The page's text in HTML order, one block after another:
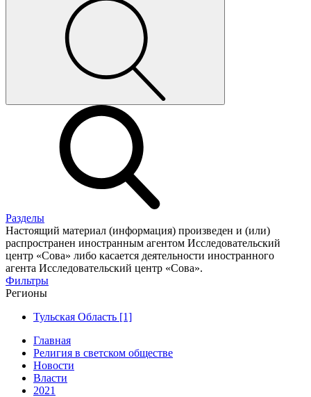
Разделы
Настоящий материал (информация) произведен и (или)
распространен иностранным агентом Исследовательский
центр «Сова» либо касается деятельности иностранного
агента Исследовательский центр «Сова».
Фильтры
Регионы
Тульская Область [1]
Главная
Религия в светском обществе
Новости
Власти
2021